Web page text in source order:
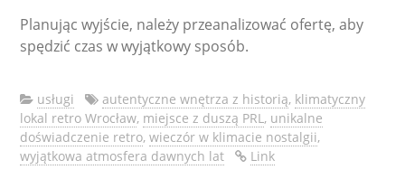
Planując wyjście, należy przeanalizować ofertę, aby
spędzić czas w wyjątkowy sposób.
usługi autentyczne wnętrza z historią, klimatyczny
lokal retro Wrocław, miejsce z duszą PRL, unikalne
doświadczenie retro,wieczór w klimacie nostalgii,
wyjątkowa atmosfera dawnych lat
Link